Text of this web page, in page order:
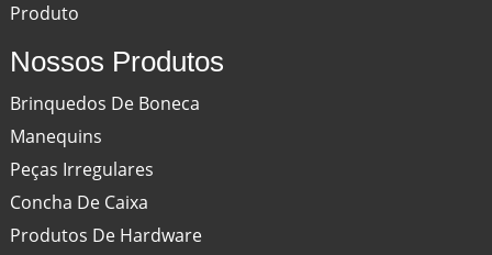
Produto
Nossos Produtos
Brinquedos De Boneca
Manequins
Peças Irregulares
Concha De Caixa
Produtos De Hardware